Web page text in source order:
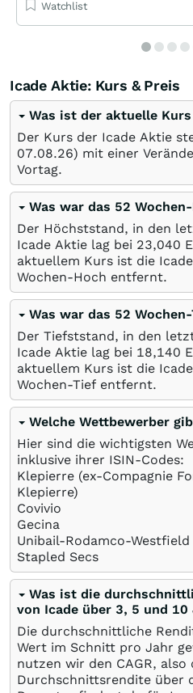
Watchlist
Icade Aktie: Kurs & Preis
Was ist der aktuelle
Der Kurs der Icade Aktie
07.08.26) mit einer
Vortag.
Was war das 52
Der Höchststand, in den
Icade Aktie lag bei 23,040
aktuellem Kurs ist die
Wochen-Hoch entfernt.
Was war das 52
Der Tiefststand, in den
Icade Aktie lag bei 18,140
aktuellem Kurs ist die
Wochen-Tief entfernt.
Welche Wettbewerber
Hier sind die wichtigsten
inklusive ihrer ISIN-Codes:
Klepierre (ex-Compagnie
Klepierre)
Covivio
Gecina
Unibail-Rodamco-Westfield
Stapled Secs
Was ist die
von Icade über 3, 5 und 10
Die durchschnittliche
Wert im Schnitt pro Jahr
nutzen wir den CAGR, also
Durchschnittsrendite über